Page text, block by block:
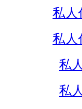
私人
私人
私
私